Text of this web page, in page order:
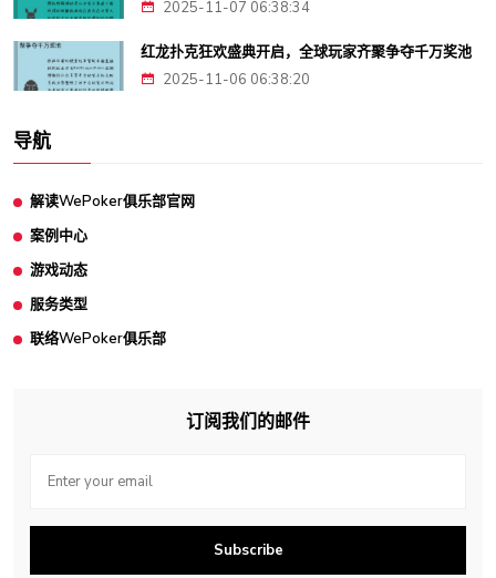
2025-11-07 06:38:34
红龙扑克狂欢盛典开启，全球玩家齐聚争夺千万奖池
2025-11-06 06:38:20
导航
解读WePoker俱乐部官网
案例中心
游戏动态
服务类型
联络WePoker俱乐部
订阅我们的邮件
Subscribe